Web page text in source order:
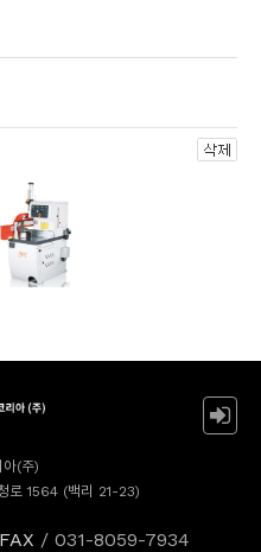
아(주)
로 1564 (백리 21-23)
FAX / 031-8059-7934